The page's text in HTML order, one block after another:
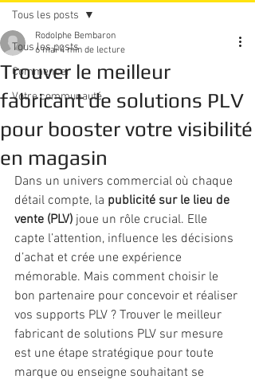
Tous les posts
Commencer
Votre communauté
Tous les posts
Trouver le meilleur
fabricant de solutions PLV
pour booster votre visibilité
en magasin
Rodolphe Bembaron
6 mai 4 min de lecture
Dans un univers commercial où chaque
détail compte, la publicité sur le lieu de
vente (PLV) joue un rôle crucial. Elle
capte l’attention, influence les décisions
d’achat et crée une expérience
mémorable. Mais comment choisir le
bon partenaire pour concevoir et réaliser
vos supports PLV ? Trouver le meilleur
fabricant de solutions PLV sur mesure
est une étape stratégique pour toute
marque ou enseigne souhaitant se